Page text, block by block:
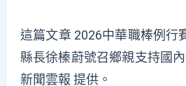
這篇文章 2026中華職棒例行
縣長徐榛蔚號召鄉親支持國
新聞雲報 提供。